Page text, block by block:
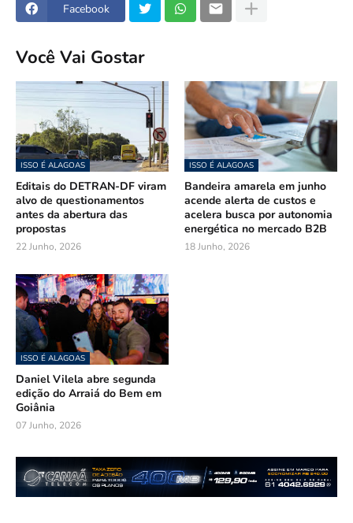
Facebook
Você Vai Gostar
ISSO É ALAGOAS
Editais do DETRAN-DF viram
alvo de questionamentos
antes da abertura das
propostas
22 Junho, 2026
ISSO É ALAGOAS
Bandeira amarela em junho
acende alerta de custos e
acelera busca por autonomia
energética no mercado B2B
18 Junho, 2026
ISSO É ALAGOAS
Daniel Vilela abre segunda
edição do Arraiá do Bem em
Goiânia
07 Junho, 2026